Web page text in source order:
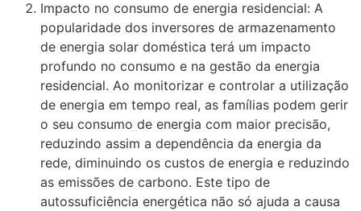
Impacto no consumo de energia residencial: A
popularidade dos inversores de armazenamento
de energia solar doméstica terá um impacto
profundo no consumo e na gestão da energia
residencial. Ao monitorizar e controlar a utilização
de energia em tempo real, as famílias podem gerir
o seu consumo de energia com maior precisão,
reduzindo assim a dependência da energia da
rede, diminuindo os custos de energia e reduzindo
as emissões de carbono. Este tipo de
autossuficiência energética não só ajuda a causa